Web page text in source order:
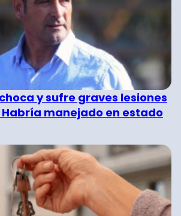
y sufre graves lesiones
Habría manejado en estado